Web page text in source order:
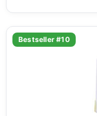
Bestseller #10